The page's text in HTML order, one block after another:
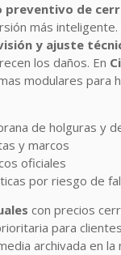
preventivo de
más inteligente.
y ajuste
los daños. En
modulares para
de holguras y
y marcos
oficiales
por riesgo de
con precios
para
archivada en la